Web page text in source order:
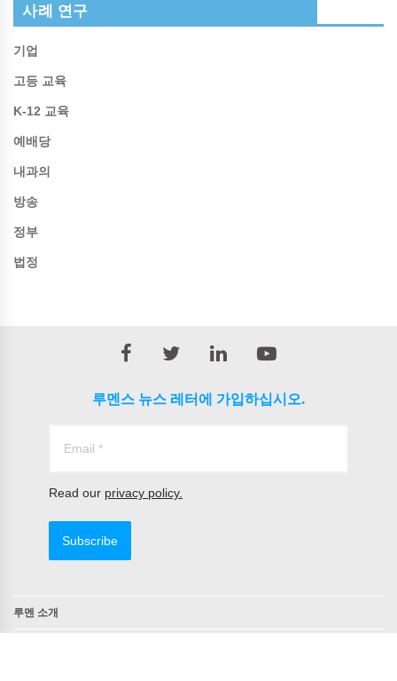
사례 연구
기업
고등 교육
K-12 교육
예배당
내과의
방송
정부
법정
루멘스 뉴스 레터에 가입하십시오.
Read our privacy policy.
Subscribe
루멘 소개